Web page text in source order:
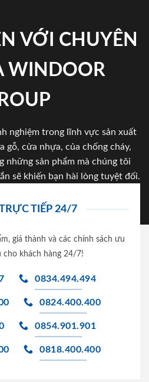
VỚI CHUYÊN
WINDOOR
nghiệm trong lĩnh vực sản xuất
gỗ, cửa nhựa, của chống cháy,
những sản phẩm mà chúng tôi
sẽ khiến bạn hài lòng tuyệt đối.
TIẾP 24/7
giá thành và các chính sách ưu
cho khách hàng 24/7!
0834.494.494
0824.400.400
0854.901.901
0818.400.400